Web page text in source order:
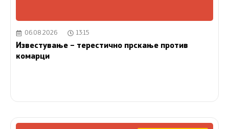
06.08.2026 13:15
Известување – терестично прскање против
комарци